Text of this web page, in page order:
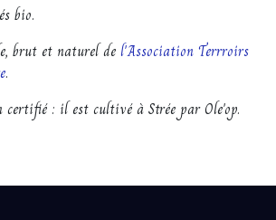
bio.
brut et naturel de l'Association Terrroirs
.
certifié : il est cultivé à Strée par Ole'op.